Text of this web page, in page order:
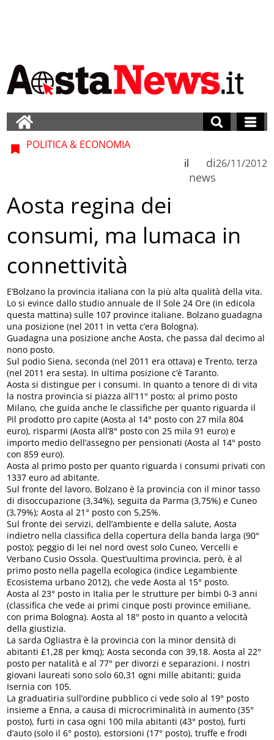
POLITICA & ECONOMIA
di
news
il 26/11/2012
Aosta regina dei
consumi, ma lumaca in
connettività
E’Bolzano la provincia italiana con la più alta qualità della vita.
Lo si evince dallo studio annuale de Il Sole 24 Ore (in edicola
questa mattina) sulle 107 province italiane. Bolzano guadagna
una posizione (nel 2011 in vetta c’era Bologna).
Guadagna una posizione anche Aosta, che passa dal decimo al
nono posto.
Sul podio Siena, seconda (nel 2011 era ottava) e Trento, terza
(nel 2011 era sesta). In ultima posizione c’è Taranto.
Aosta si distingue per i consumi. In quanto a tenore di di vita
la nostra provincia si piazza all’11° posto; al primo posto
Milano, che guida anche le classifiche per quanto riguarda il
Pil prodotto pro capite (Aosta al 14° posto con 27 mila 804
euro), risparmi (Aosta all’8° posto con 25 mila 91 euro) e
importo medio dell’assegno per pensionati (Aosta al 14° posto
con 859 euro).
Aosta al primo posto per quanto riguarda i consumi privati con
1337 euro ad abitante.
Sul fronte del lavoro, Bolzano è la provincia con il minor tasso
di disoccupazione (3,34%), seguita da Parma (3,75%) e Cuneo
(3,79%); Aosta al 21° posto con 5,25%.
Sul fronte dei servizi, dell’ambiente e della salute, Aosta
indietro nella classifica della copertura della banda larga (90°
posto); peggio di lei nel nord ovest solo Cuneo, Vercelli e
Verbano Cusio Ossola. Quest’uultima provincia, però, è al
primo posto nella pagella ecologica (indice Legambiente
Ecosistema urbano 2012), che vede Aosta al 15° posto.
Aosta al 23° posto in Italia per le strutture per bimbi 0-3 anni
(classifica che vede ai primi cinque posti province emiliane,
con prima Bologna). Aosta al 18° posto in quanto a velocità
della giustizia.
La sarda Ogliastra è la provincia con la minor densità di
abitanti £1,28 per kmq); Aosta seconda con 39,18. Aosta al 22°
posto per natalità e al 77° per divorzi e separazioni. I nostri
giovani laureati sono solo 60,31 ogni mille abitanti; guida
Isernia con 105.
La graduatiria sull’ordine pubblico ci vede solo al 19° posto
insieme a Enna, a causa di microcriminalità in aumento (35°
posto), furti in casa ogni 100 mila abitanti (43° posto), furti
d’auto (solo il 6° posto), estorsioni (17° posto), truffe e frodi